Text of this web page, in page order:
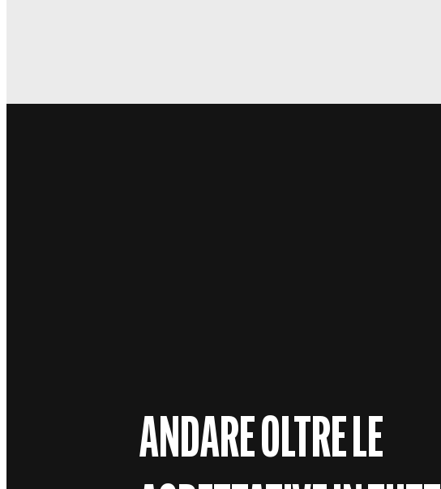
ANDARE OLTRE LE